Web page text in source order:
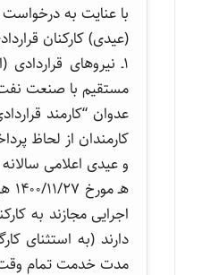
با عنایت به
(عیدی) کارکنان
۱ـ نیروهای
عدوان “کارمند
اجرایی مجازند به
مدت خدمت تمام وقت در سال ١٤٠٠ به عنوان پاداش آخر سال (عیدی)